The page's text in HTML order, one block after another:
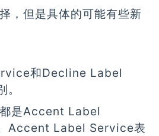
，但是具体的可能有些新
和Decline Label
是Accent Label
Accent Label Service表